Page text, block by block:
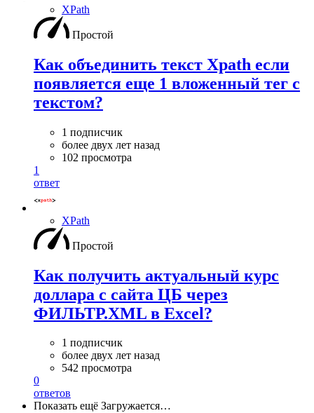
XPath
Простой
Как объединить текст Xpath если
появляется еще 1 вложенный тег с
текстом?
1 подписчик
более двух лет назад
102 просмотра
1
ответ
XPath
Простой
Как получить актуальный курс
доллара с сайта ЦБ через
ФИЛЬТР.XML в Excel?
1 подписчик
более двух лет назад
542 просмотра
0
ответов
Показать ещё Загружается…